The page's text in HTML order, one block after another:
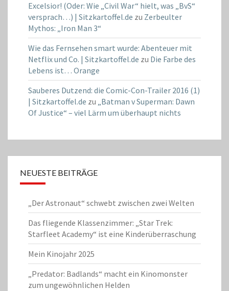
Excelsior! (Oder: Wie „Civil War“ hielt, was „BvS“
versprach…) | Sitzkartoffel.de zu Zerbeulter
Mythos: „Iron Man 3“
Wie das Fernsehen smart wurde: Abenteuer mit
Netflix und Co. | Sitzkartoffel.de zu Die Farbe des
Lebens ist… Orange
Sauberes Dutzend: die Comic-Con-Trailer 2016 (1)
| Sitzkartoffel.de zu „Batman v Superman: Dawn
Of Justice“ – viel Lärm um überhaupt nichts
NEUESTE BEITRÄGE
„Der Astronaut“ schwebt zwischen zwei Welten
Das fliegende Klassenzimmer: „Star Trek:
Starfleet Academy“ ist eine Kinderüberraschung
Mein Kinojahr 2025
„Predator: Badlands“ macht ein Kinomonster
zum ungewöhnlichen Helden